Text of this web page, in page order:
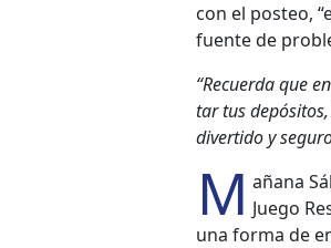
con el pos­teo,
fuente de
“Recuer­da que
tar tus
diver­tido y
M añana
Juego
una for­ma de